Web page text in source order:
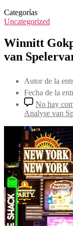
Categorías
Uncategorized
Winnitt
van
Autor de la
Fecha de la
No hay
Analyse van